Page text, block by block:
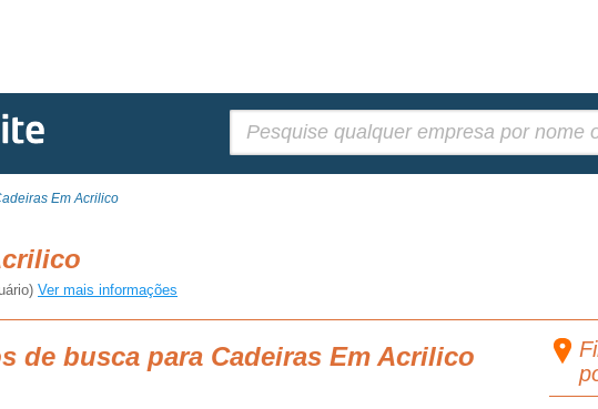
Em Acrilico
Ver mais informações
de busca para Cadeiras Em Acrilico